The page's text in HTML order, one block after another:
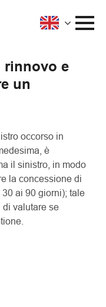
rinnovo e
un
occorso in
è
il sinistro, in modo
la concessione di
ai 90 giorni); tale
di valutare se